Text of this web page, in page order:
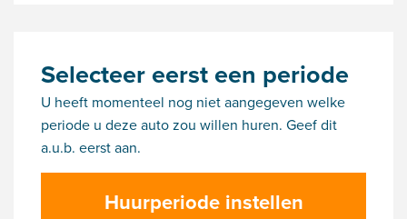
Selecteer eerst een periode
U heeft momenteel nog niet aangegeven welke
periode u deze auto zou willen huren. Geef dit
a.u.b. eerst aan.
Huurperiode instellen